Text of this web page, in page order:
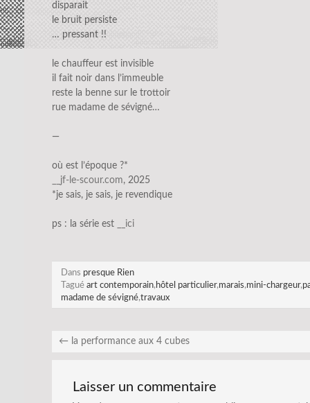
disparait
le bruit persiste
… pressant !!
le chauffeur est invisible
il fait noir dans l’immeuble
reste la benne sur le trottoir
rue madame de sévigné…
—
où est l’époque ?*
__jf-le-scour.com, 2025
*je sais, je sais, je revendique
ps : la série est __ici
Dans presque Rien
Tagué art contemporain, hôtel particulier,marais,mini-chargeur,
madame de sévigné,travaux
← la performance aux 4 cubes
Laisser un commentaire